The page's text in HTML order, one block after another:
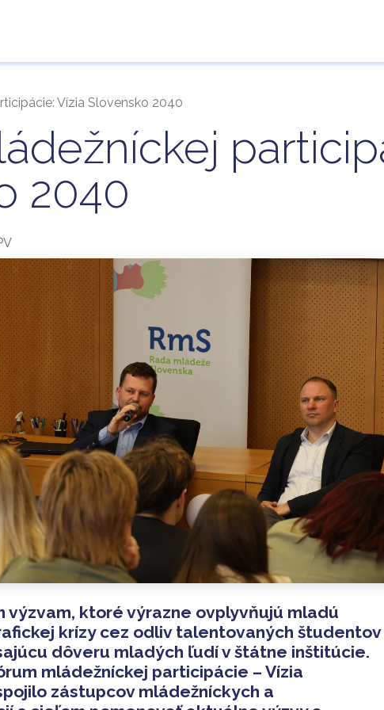
Vízia Slovensko 2040
2040
výzvam, ktoré výrazne ovplyvňujú mladú
krízy cez odliv talentovaných študentov
dôveru mladých ľudí v štátne inštitúcie.
mládežníckej participácie – Vízia
zástupcov mládežníckych a